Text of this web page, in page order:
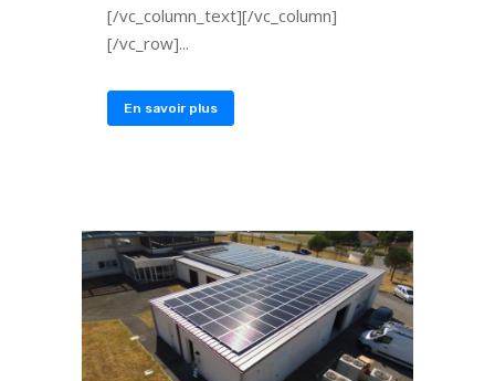
[/vc_column_text][/vc_column]
[/vc_row]...
En savoir plus